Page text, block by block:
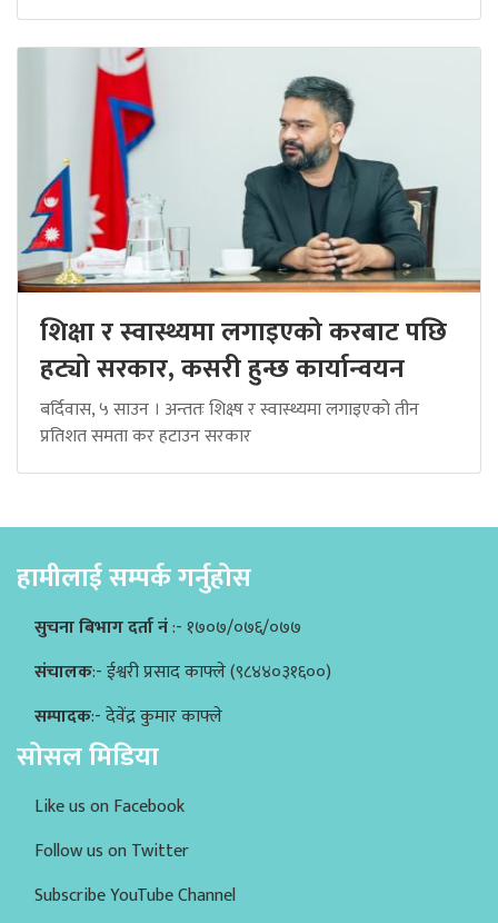
शिक्षा र स्वास्थ्यमा लगाइएको करबाट पछि
हट्यो सरकार, कसरी हुन्छ कार्यान्वयन
बर्दिवास, ५ साउन । अन्ततः शिक्ष्ष र स्वास्थ्यमा लगाइएको तीन
प्रतिशत समता कर हटाउन सरकार
हामीलाई सम्पर्क गर्नुहोस
सुचना बिभाग दर्ता नं:- १७०७/०७६/०७७
संचालक:- ईश्वरी प्रसाद काफ्ले (९८४४०३१६००)
सम्पादक:- देवेंद्र कुमार काफ्ले
सोसल मिडिया
Like us on Facebook
Follow us on Twitter
Subscribe YouTube Channel